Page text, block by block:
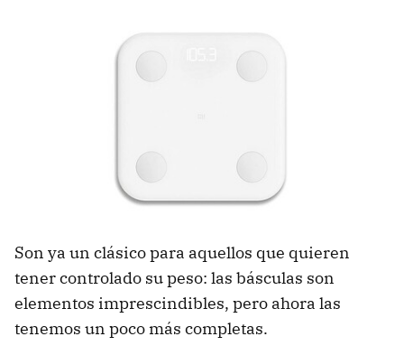
Son ya un clásico para aquellos que quieren
tener controlado su peso: las básculas son
elementos imprescindibles, pero ahora las
tenemos un poco más completas.